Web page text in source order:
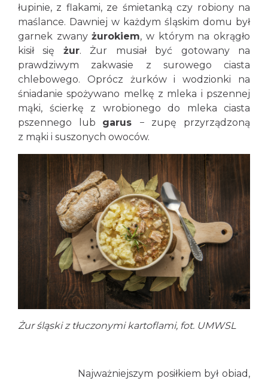
łupinie, z flakami, ze śmietanką czy robiony na
maślance. Dawniej w każdym śląskim domu był
garnek zwanyżurokiem, w którym na okrągło
kisił się żur. Żur musiał być gotowany na
prawdziwym zakwasie z surowego ciasta
chlebowego. Oprócz żurków i wodzionki na
śniadanie spożywano melkę z mleka i pszennej
mąki, ścierkę z wrobionego do mleka ciasta
pszennego lub garus − zupę przyrządzoną
z mąki i suszonych owoców.
Żur śląski z tłuczonymi kartoflami, fot. UMWSL
Najważniejszym posiłkiem był obiad,